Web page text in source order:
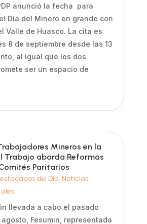
anunció la fecha para
Día del Minero en grande con
Valle de Huasco. La cita es
8 de septiembre desde las 13
al igual que los dos
ser un espacio de
Mineros en la
Trabajo aborda Reformas
Paritarios
del Día, Noticias,
llevada a cabo el pasado
Fesumin, representada